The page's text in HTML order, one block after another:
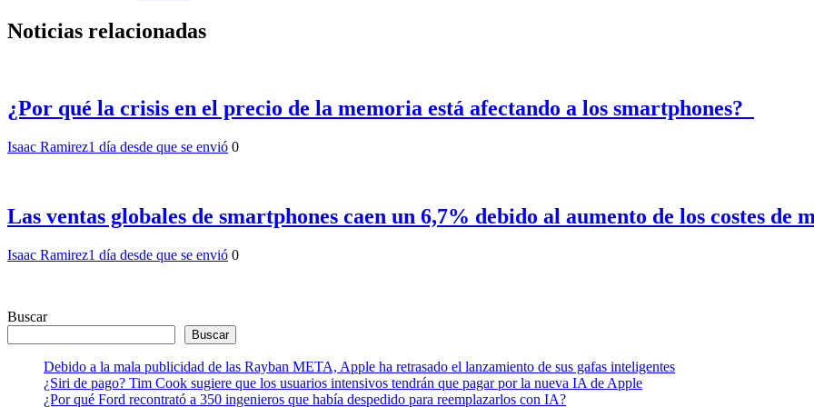
Noticias relacionadas
¿Por qué la crisis en el precio de la memoria está afectando a los smartphones?
Isaac Ramirez1 día desde que se envió 0
Las ventas globales de smartphones caen un 6,7% debido al aumento de los costes de
Isaac Ramirez1 día desde que se envió 0
Buscar
Buscar
Debido a la mala publicidad de las Rayban META, Apple ha retrasado el lanzamiento de sus gafas inteligentes
¿Siri de pago? Tim Cook sugiere que los usuarios intensivos tendrán que pagar por la nueva IA de Apple
¿Por qué Ford recontrató a 350 ingenieros que había despedido para reemplazarlos con IA?